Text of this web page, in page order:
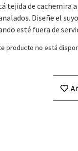
tejida de cachemira
Diseñe el
esté fuera de
producto no está